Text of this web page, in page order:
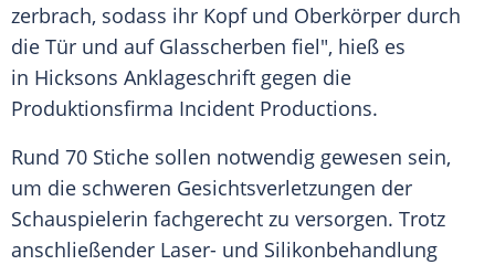
zerbrach, sodass ihr Kopf und Oberkörper durch
die Tür und auf Glasscherben fiel", hieß es
in Hicksons Anklageschrift gegen die
Produktionsfirma Incident Productions.
Rund 70 Stiche sollen notwendig gewesen sein,
um die schweren Gesichtsverletzungen der
Schauspielerin fachgerecht zu versorgen. Trotz
anschließender Laser- und Silikonbehandlung